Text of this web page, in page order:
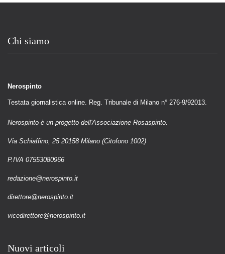
Chi siamo
Nerospinto
Testata giornalistica online. Reg. Tribunale di Milano n° 276-9/92013.
Nerospinto è un progetto dell'Associazione Rosaspinto.
Via Schiaffino, 25 20158 Milano (Citofono 1002)
P.IVA 07553080966
redazione@nerospinto.it
direttore@nerospinto.it
vicedirettore@nerospinto.it
Nuovi articoli